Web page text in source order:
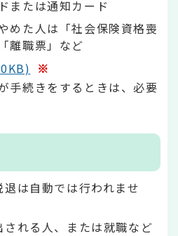
または通知カード
めた人は「社会保険資格喪
離職票」など
※
手続きをするときは、必要
は自動では行われませ
れる人、または就職など